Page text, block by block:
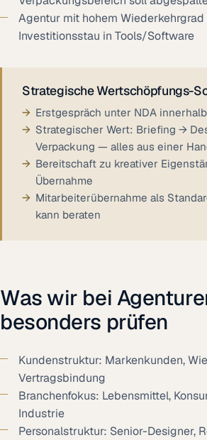
Agentur mit hohem
Investitionsstau in Tools/Software
Strategische Wertschöpfungs-
Erstgespräch unter NDA
Strategischer Wert: Briefing →
Verpackung — alles aus einer
Bereitschaft zu kreativer
Übernahme
Mitarbeiterübernahme als
kann beraten
Was wir bei
besonders prüfen
Kundenstruktur: Markenkunden,
Vertragsbindung
Branchenfokus: Lebensmittel,
Industrie
Personalstruktur: Senior-Designer,